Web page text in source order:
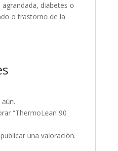
diabetes o
o trastorno de la
“ThermoLean 90
una valoración.